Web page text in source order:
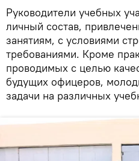
Руководители учебных
личный состав,
занятиям, с условиями
требованиями. Кроме
проводимых с целью
будущих офицеров,
задачи на различных